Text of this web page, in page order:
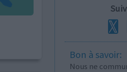
Bon à savoir:
Nous ne